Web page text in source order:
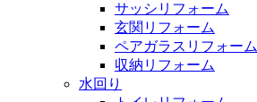
サッシリフォーム
玄関リフォーム
ペアガラスリフォーム
収納リフォーム
水回り